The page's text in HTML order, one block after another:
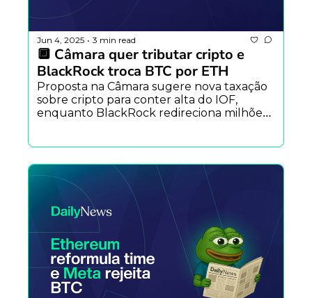
Jun 4, 2025 • 3 min read
🔲 Câmara quer tributar cripto e
BlackRock troca BTC por ETH
Proposta na Câmara sugere nova taxação
sobre cripto para conter alta do IOF,
enquanto BlackRock redireciona milhões